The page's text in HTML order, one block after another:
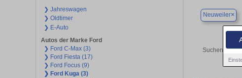
❯ Jahreswagen
❯ Oldtimer
❯ E-Auto
Autos der Marke Ford
❯ Ford C-Max (3)
❯ Ford Fiesta (17)
❯ Ford Focus (9)
❯ Ford Kuga (3)
Neuweiler×
Suchen Sie